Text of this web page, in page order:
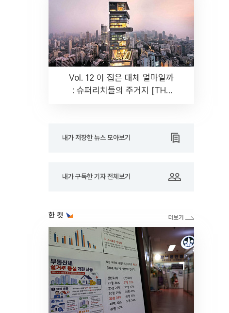
Vol. 12 이 집은 대체 얼마일까
: 슈퍼리치들의 주거지 [THE
내가 저장한 뉴스 모아보기
내가 구독한 기자 전체보기
한 컷